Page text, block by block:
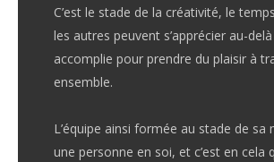
C’est le stade de la créativité, le
les autres peuvent s’apprécier au-
accomplie pour prendre du plaisir à
ensemble.
L’équipe ainsi formée au stade de
une personne en soi, et c’est en cela